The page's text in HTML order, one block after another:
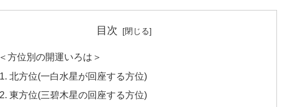
目次
＜方位別の開運いろは＞
北方位(一白水星が回座する方位)
東方位(三碧木星の回座する方位)